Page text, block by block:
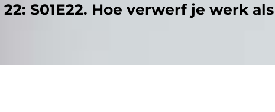
22: S01E22. Hoe verwerf je werk